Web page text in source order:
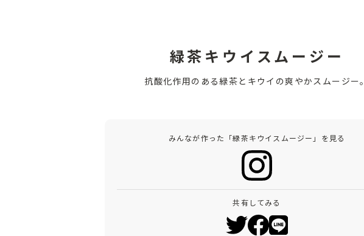
緑茶キウイスムージー
抗酸化作用のある緑茶とキウイの爽やかスムージー。
みんなが作った「緑茶キウイスムージー」を見る
共有してみる